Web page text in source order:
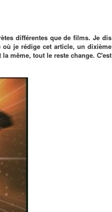
différentes que de films. Je dis
où je rédige cet article, un dixième
même, tout le reste change. C'est